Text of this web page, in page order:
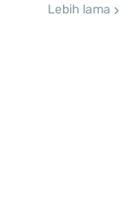
Lebih lama